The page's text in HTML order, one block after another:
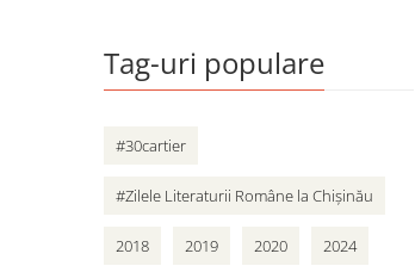
Tag-uri populare
#30cartier
#Zilele Literaturii Române la Chișinău
2018 2019 2020 2024